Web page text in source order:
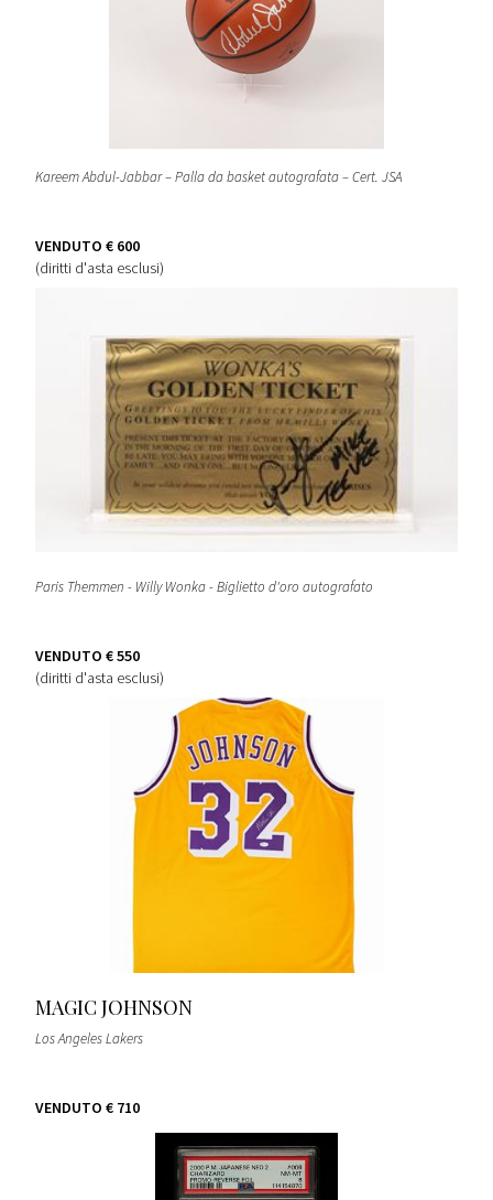
Kareem Abdul-Jabbar – Palla da basket autografata – Cert. JSA
VENDUTO € 600
(diritti d'asta esclusi)
Paris Themmen - Willy Wonka - Biglietto d'oro autografato
VENDUTO € 550
(diritti d'asta esclusi)
MAGIC JOHNSON
Los Angeles Lakers
VENDUTO € 710